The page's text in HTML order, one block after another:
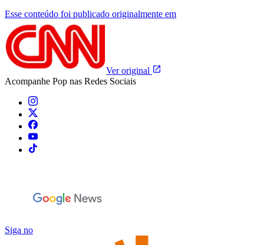
Esse conteúdo foi publicado originalmente em
Ver original
Acompanhe Pop nas Redes Sociais
Siga no